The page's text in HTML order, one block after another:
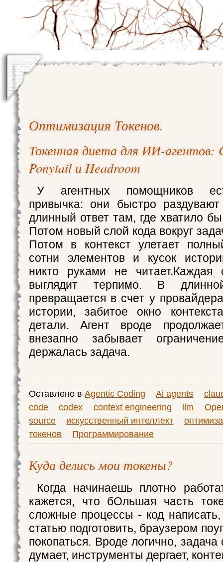
Оптимизация Токенов.
Токенная диета для ИИ-агентов:
Ponytail и Headroom
У агентных помощников
привычка: они быстро раздувают
длинный ответ там, где хватило
Потом новый слой кода вокруг
Потом в контекст улетает
сотни элементов и кусок
никто руками не читает.Каждая
выглядит терпимо. В
превращается в счет у
истории, забитое окно
детали. Агент вроде
внезапно забывает
держалась задача.
Оставлено в Agentic Coding Ai agents
code
codex context engineering llm
source
искусственный интеллект
токенов
Программирование
Куда делись мои токены?
Когда начинаешь плотно
кажется, что бОльшая часть
сложные процессы - код написать,
статью подготовить, браузером
покопаться. Вроде логично,
думает, инструменты дергает,